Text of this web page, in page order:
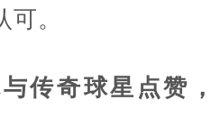
。
奇球星点赞